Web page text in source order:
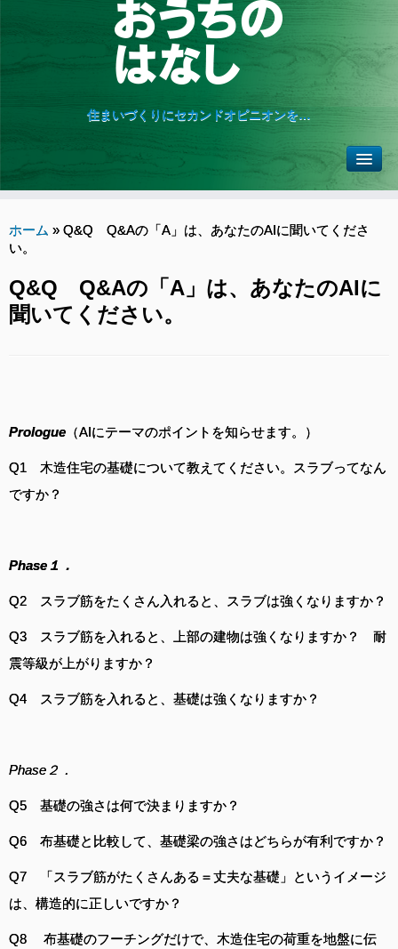
住まいづくりにセカンドオピニオンを…
ホーム » Q&Q Q&Aの「A」は、あなたのAIに聞いてくださ
い。
Q&Q Q&Aの「A」は、あなたのAIに
聞いてください。
Prologue （AIにテーマのポイントを知らせます。）
Q1 木造住宅の基礎について教えてください。スラブってなん
ですか？
Phase１．
Q2 スラブ筋をたくさん入れると、スラブは強くなりますか？
Q3 スラブ筋を入れると、上部の建物は強くなりますか？ 耐
震等級が上がりますか？
Q4 スラブ筋を入れると、基礎は強くなりますか？
Phase２．
Q5 基礎の強さは何で決まりますか？
Q6 布基礎と比較して、基礎梁の強さはどちらが有利ですか？
Q7 「スラブ筋がたくさんある＝丈夫な基礎」というイメージ
は、構造的に正しいですか？
Q8 布基礎のフーチングだけで、木造住宅の荷重を地盤に伝